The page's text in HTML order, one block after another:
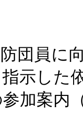
団員に
示した
加案内